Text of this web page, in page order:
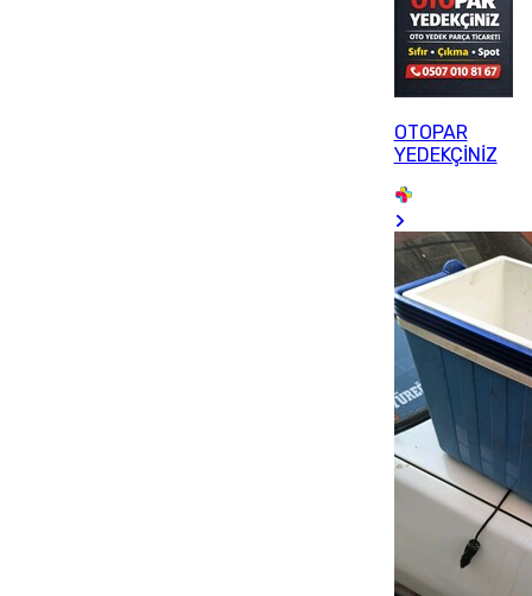
OTOPAR
YEDEKÇİNİZ